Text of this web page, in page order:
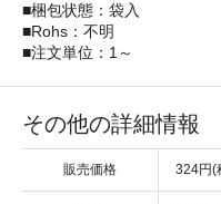
■梱包状態：袋入
■Rohs：不明
■注文単位：1～
その他の詳細情報
販売価格 324円(